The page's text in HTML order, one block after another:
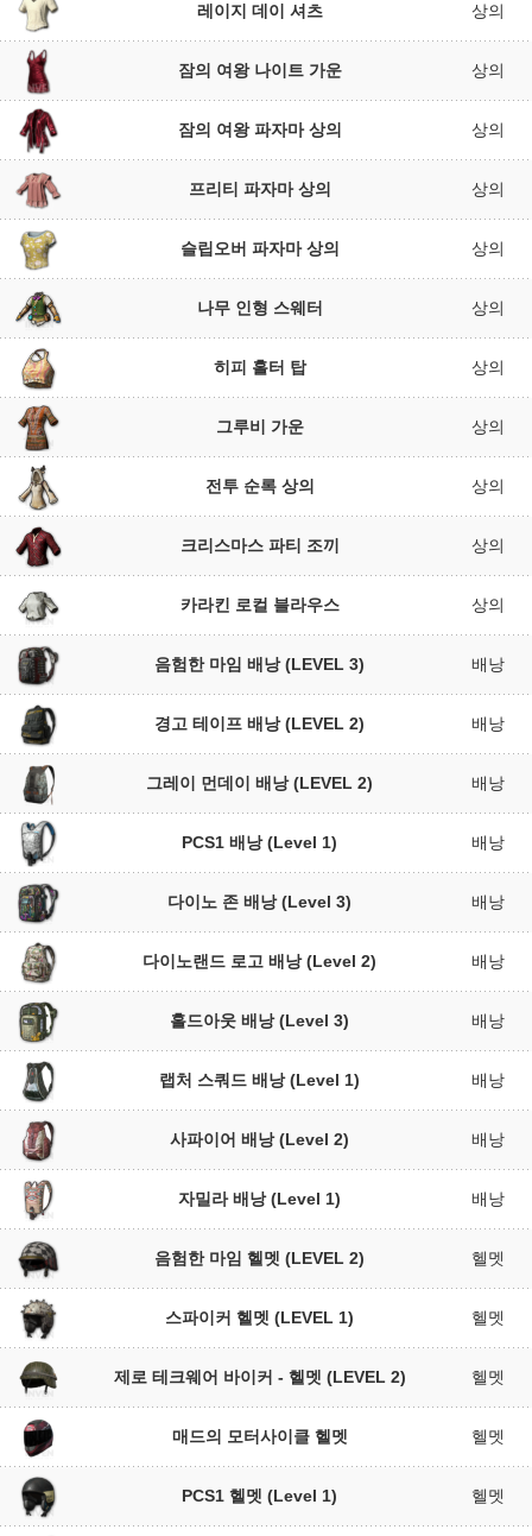
레이지 데이 셔츠 상의
잠의 여왕 나이트 가운 상의
잠의 여왕 파자마 상의 상의
프리티 파자마 상의 상의
슬립오버 파자마 상의 상의
나무 인형 스웨터 상의
히피 홀터 탑 상의
그루비 가운 상의
전투 순록 상의 상의
크리스마스 파티 조끼 상의
카라킨 로컬 블라우스 상의
음험한 마임 배낭 (LEVEL 3) 배낭
경고 테이프 배낭 (LEVEL 2) 배낭
그레이 먼데이 배낭 (LEVEL 2) 배낭
PCS1 배낭 (Level 1) 배낭
다이노 존 배낭 (Level 3) 배낭
다이노랜드 로고 배낭 (Level 2) 배낭
홀드아웃 배낭 (Level 3) 배낭
랩처 스쿼드 배낭 (Level 1) 배낭
사파이어 배낭 (Level 2) 배낭
자밀라 배낭 (Level 1) 배낭
음험한 마임 헬멧 (LEVEL 2) 헬멧
스파이커 헬멧 (LEVEL 1) 헬멧
제로 테크웨어 바이커 - 헬멧 (LEVEL 2) 헬멧
매드의 모터사이클 헬멧 헬멧
PCS1 헬멧 (Level 1) 헬멧